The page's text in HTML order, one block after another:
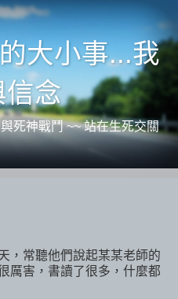
大小事...我
信念
死神戰鬥 ~~ 站在生死交關
，常聽他們說起某某老師的
厲害，書讀了很多，什麼都